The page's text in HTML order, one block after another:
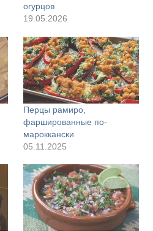
огурцов
19.05.2026
Перцы рамиро,
фаршированные по-
мароккански
05.11.2025